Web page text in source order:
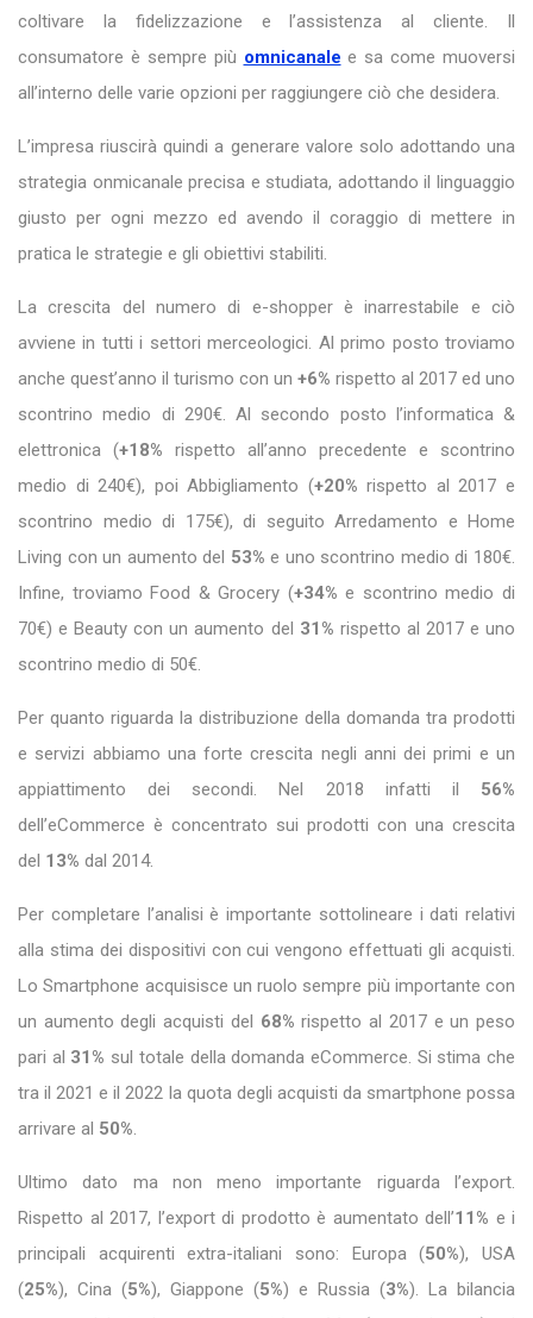
coltivare la fidelizzazione e l’assistenza al cliente. Il
consumatore è sempre più omnicanale e sa come muoversi
all’interno delle varie opzioni per raggiungere ciò che desidera.
L’impresa riuscirà quindi a generare valore solo adottando una
strategia onmicanale precisa e studiata, adottando il linguaggio
giusto per ogni mezzo ed avendo il coraggio di mettere in
pratica le strategie e gli obiettivi stabiliti.
La crescita del numero di e-shopper è inarrestabile e ciò
avviene in tutti i settori merceologici. Al primo posto troviamo
anche quest’anno il turismo con un +6% rispetto al 2017 ed uno
scontrino medio di 290€. Al secondo posto l’informatica &
elettronica (+18% rispetto all’anno precedente e scontrino
medio di 240€), poi Abbigliamento (+20% rispetto al 2017 e
scontrino medio di 175€), di seguito Arredamento e Home
Living con un aumento del 53%e uno scontrino medio di 180€.
Infine, troviamo Food & Grocery (+34% e scontrino medio di
70€) e Beauty con un aumento del 31% rispetto al 2017 e uno
scontrino medio di 50€.
Per quanto riguarda la distribuzione della domanda tra prodotti
e servizi abbiamo una forte crescita negli anni dei primi e un
appiattimento dei secondi. Nel 2018 infatti il 56%
dell’eCommerce è concentrato sui prodotti con una crescita
del 13% dal 2014.
Per completare l’analisi è importante sottolineare i dati relativi
alla stima dei dispositivi con cui vengono effettuati gli acquisti.
Lo Smartphone acquisisce un ruolo sempre più importante con
un aumento degli acquisti del 68% rispetto al 2017 e un peso
pari al 31% sul totale della domanda eCommerce. Si stima che
tra il 2021 e il 2022 la quota degli acquisti da smartphone possa
arrivare al 50%
Ultimo dato ma non meno importante riguarda l’export.
Rispetto al 2017, l’export di prodotto è aumentato dell’11% e i
principali acquirenti extra-italiani sono: Europa (50%), USA
(25%), Cina (5%), Giappone (5%) e Russia (3%). La bilancia